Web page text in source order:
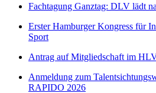
Fachtagung Ganztag: DLV lädt
Erster Hamburger Kongress für
Sport
Antrag auf Mitgliedschaft im
Anmeldung zum
RAPIDO 2026